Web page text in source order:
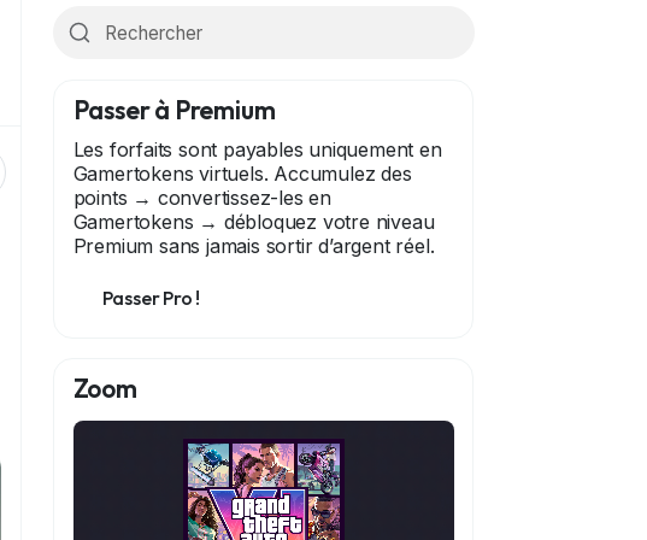
Passer à Premium
Les forfaits sont payables uniquement en
Gamertokens virtuels. Accumulez des
points → convertissez-les en
Gamertokens → débloquez votre niveau
Premium sans jamais sortir d’argent réel.
Passer Pro !
Zoom